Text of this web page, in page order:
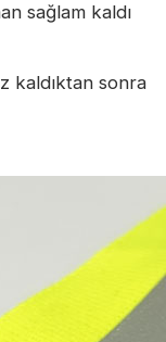
sağlam kaldı
kaldıktan sonra